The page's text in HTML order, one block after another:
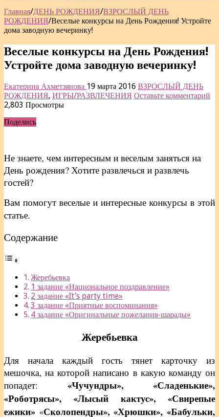
Главная/ДЕНЬ РОЖДЕНИЯ/ВЗРОСЛЫЙ ДЕНЬ
РОЖДЕНИЯ/Веселые конкурсы на День Рождения! Устройте
дома заводную вечеринку!
Веселые конкурсы на День Рождения!
Устройте дома заводную вечеринку!
Екатерина Ахметзянова 19 марта 2016 ВЗРОСЛЫЙ ДЕНЬ
РОЖДЕНИЯ, ИГРЫ/РАЗВЛЕЧЕНИЯ Оставьте комментарий
2,803 Просмотры
Поделись
Не знаете, чем интересным и веселым заняться на
День рождения? Хотите развлечься и развлечь
гостей?
Вам помогут веселые и интересные конкурсы в этой
статье.
Содержание
Жеребьевка
1 задание «Национальное поздравление»
2 задание «It’s party time»
3 задание «Приятные воспоминания»
4 задание «Оригинальные пожелания-шарады»
Жеребьевка
Для начала каждый гость тянет карточку из
мешочка, на которой написано в какую команду он
попадет: «Чучундры», «Сладенькие»,
«Роботрясы»,
«Лысый кактус»,
«Свирепые
ежики» «Сколопендры», «Хрюшки», «Бабульки,